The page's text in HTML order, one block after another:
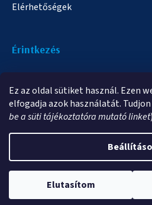
Ez az oldal sütiket használ. Ezen
elfogadja azok használatát.
be a süti tájékoztatóra mutató linket
Elutasítom
Elérhetőségek
Érintkezés
info@elampa.hu
Shoptet Premium készítette
elampa.hu.